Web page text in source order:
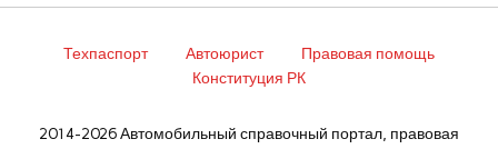
Техпаспорт Автоюрист
Правовая помощь
Конституция РК
2014-2026 Автомобильный справочный портал, правовая